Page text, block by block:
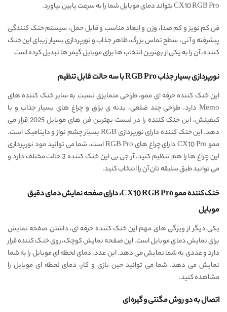
CX10 RGB Pro بتواند دمای موبایل شما را به سرعت پایین بیاورد.
فن کم نویز و کم صدا، وزن و ابعاد مناسب و قابل حمل، سیستم خنک کنندگی
پیشرفته و آنی، سطح تماس بزرگ، ظاهر جذاب و نورپردازی بسیار زیبای این خنک
کننده، آن را به یکی از بهترین انتخاب ها برای موبایل گیمر ها تبدیل کرده است
نورپردازی بسیار جذاب RGB Pro با سه حالت قابل تنظیم
این خنک کننده حرفه ای ممو، طراحی متمایزی نسبت به سایر خنک کننده های
Memo دارد. طراحی چند ضلعی، بدنه ی براق و چراغ های بسیار جذاب و با
کیفیتش، این خنک کننده را در لیست بهترین فن های موبایل 2025 قرار می
دهد. این خنک کننده دارای نورپردازی RGB بسیار چشم نواز و داینامیک است.
ممو CX10 Pro دارای چراغ های RGB Pro است. شما می توانید مود نورپردازی
این چراغ ها را هم تنظیم کنید. آر جی بی این خنک کننده 3 حالت مختلف دارد و
می توانید طبق سلیقه تان آن را انتخاب کنید.
خنک کننده ممو CX10 RGB Pro، دارای صفحه نمایش دمای دقیق
موبایل
یکی دیگر از ویژگی های مهم این خنک کننده حرفه ای، داشتن صفحه نمایش
برای نمایش دمای موبایل است. این صفحه نمایش کوچک، روی خنک کننده قرار
دارد و عددی به شما نمایش می دهد. این عدد، دمای لحظه ای موبایل را به شما
نمایش می دهد. شما می توانید حین بازی و کار، دمای لحظه ای موبایل را
مشاهده کنید.
اتصال به دو روش مگنتی و گیره ای